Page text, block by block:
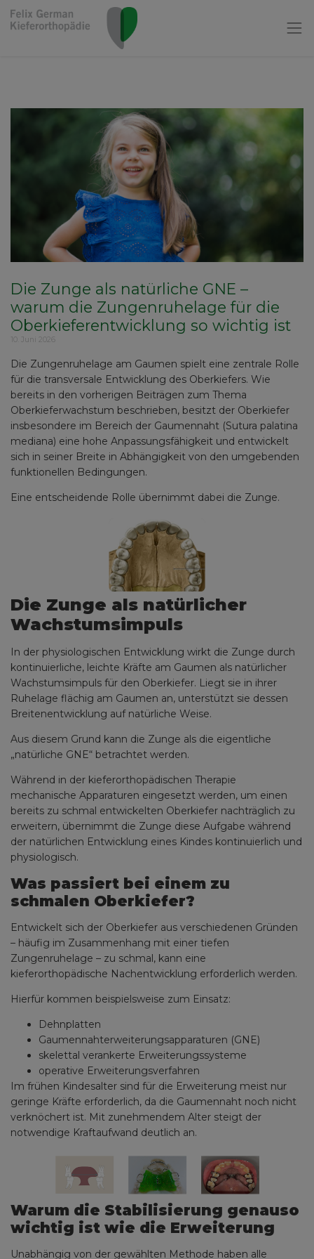
Die Zunge als natürliche GNE –
warum die Zungenruhelage für die
Oberkieferentwicklung so wichtig ist
10. Juni 2026
Die Zungenruhelage am Gaumen spielt eine zentrale Rolle
für die transversale Entwicklung des Oberkiefers. Wie
bereits in den vorherigen Beiträgen zum Thema
Oberkieferwachstum beschrieben, besitzt der Oberkiefer
insbesondere im Bereich der Gaumennaht (Sutura palatina
mediana) eine hohe Anpassungsfähigkeit und entwickelt
sich in seiner Breite in Abhängigkeit von den umgebenden
funktionellen Bedingungen.
Eine entscheidende Rolle übernimmt dabei die Zunge.
Die Zunge als natürlicher
Wachstumsimpuls
In der physiologischen Entwicklung wirkt die Zunge durch
kontinuierliche, leichte Kräfte am Gaumen als natürlicher
Wachstumsimpuls für den Oberkiefer. Liegt sie in ihrer
Ruhelage flächig am Gaumen an, unterstützt sie dessen
Breitenentwicklung auf natürliche Weise.
Aus diesem Grund kann die Zunge als die eigentliche
„natürliche GNE“ betrachtet werden.
Während in der kieferorthopädischen Therapie
mechanische Apparaturen eingesetzt werden, um einen
bereits zu schmal entwickelten Oberkiefer nachträglich zu
erweitern, übernimmt die Zunge diese Aufgabe während
der natürlichen Entwicklung eines Kindes kontinuierlich und
physiologisch.
Was passiert bei einem zu
schmalen Oberkiefer?
Entwickelt sich der Oberkiefer aus verschiedenen Gründen
– häufig im Zusammenhang mit einer tiefen
Zungenruhelage – zu schmal, kann eine
kieferorthopädische Nachentwicklung erforderlich werden.
Hierfür kommen beispielsweise zum Einsatz:
Dehnplatten
Gaumennahterweiterungsapparaturen (GNE)
skelettal verankerte Erweiterungssysteme
operative Erweiterungsverfahren
Im frühen Kindesalter sind für die Erweiterung meist nur
geringe Kräfte erforderlich, da die Gaumennaht noch nicht
verknöchert ist. Mit zunehmendem Alter steigt der
notwendige Kraftaufwand deutlich an.
Warum die Stabilisierung genauso
wichtig ist wie die Erweiterung
Unabhängig von der gewählten Methode haben alle